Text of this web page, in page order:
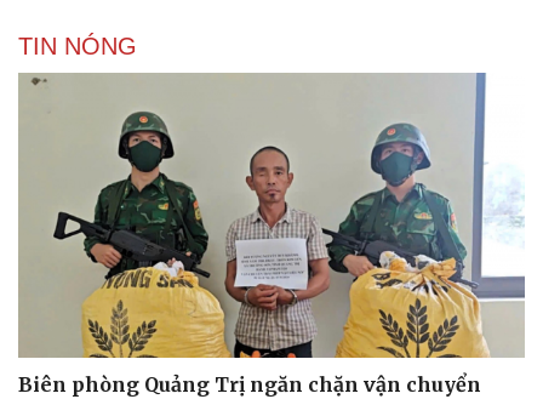
TIN NÓNG
Biên phòng Quảng Trị ngăn chặn vận chuyển